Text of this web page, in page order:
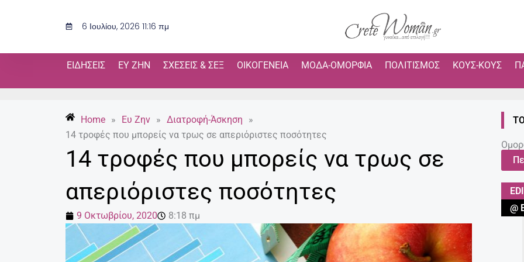
6 Ιουλίου, 2026 11:16 πμ
ΕΙΔΉΣΕΙΣ ΕΥ ΖΗΝ ΣΧΈΣΕΙΣ & ΣΕΞ ΟΙΚΟΓΈΝΕΙΑ ΜΌΔΑ-ΟΜΟΡΦΙΆ ΠΟΛΙΤΙΣΜΌΣ ΚΟΥΣ-ΚΟΥΣ
Home » Ευ Ζην » Διατροφή-Άσκηση
»
14 τροφές που μπορείς να τρως σε απεριόριστες ποσότητες
14 τροφές που μπορείς να τρως σε
απεριόριστες ποσότητες
9 Οκτωβρίου, 2020 8:18 πμ
@